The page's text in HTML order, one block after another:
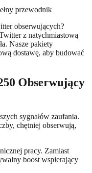
przewodnik
obserwujących?
z natychmiastową
Nasze pakiety
dostawę, aby budować
Obserwujący
sygnałów zaufania.
chętniej obserwują,
pracy. Zamiast
boost wspierający